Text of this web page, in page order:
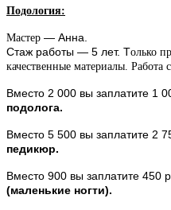
Подология:
Мастер — Анна.
Стаж работы — 5 лет. Только
качественные материалы. Работа
Вместо 2 000 вы заплатите 1
подолога.
Вместо 5 500 вы заплатите 2
педикюр.
Вместо 900 вы заплатите 450
(маленькие ногти).